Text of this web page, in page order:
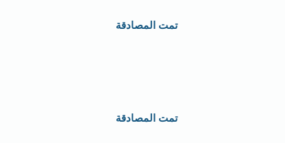
تمت المصادقة
تمت المصادقة